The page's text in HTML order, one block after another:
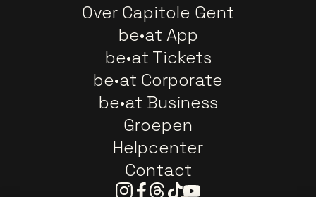
Over Capitole Gent
be•at App
be•at Tickets
be•at Corporate
be•at Business
Groepen
Helpcenter
Contact
Instagram
Facebook
Threads
TiktokYoutube